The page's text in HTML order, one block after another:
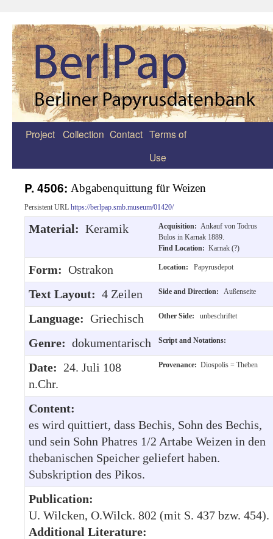
Zum
Project Collection Contact Terms of
Use
P. 4506: Abgabenquittung für Weizen
Persistent URL https://berlpap.smb.museum/01420/
Material: Keramik Acquisition: Ankauf von Todrus
Bulos in Karnak 1889.
Find Location: Karnak (?)
Form: Ostrakon Location: Papyrusdepot
Text Layout: 4 Zeilen Side and Direction: Außenseite
Language: Griechisch Other Side: unbeschriftet
Genre: dokumentarisch Script and Notations:
Date: 24. Juli 108
n.Chr.
Provenance: Diospolis = Theben
Content:
es wird quittiert, dass Bechis, Sohn des Bechis,
und sein Sohn Phatres 1/2 Artabe Weizen in den
thebanischen Speicher geliefert haben.
Subskription des Pikos.
Publication:
U. Wilcken, O.Wilck. 802 (mit S. 437 bzw. 454).
Additional Literature: